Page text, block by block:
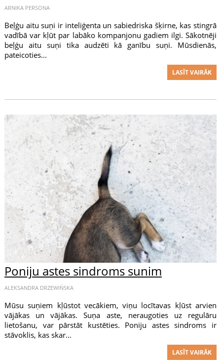
ARNIKA PERSONA
Beļģu aitu suņi ir inteliģenta un sabiedriska šķirne, kas stingrā
vadībā var kļūt par labāko kompanjonu gadiem ilgi. Sākotnēji
beļģu aitu suņi tika audzēti kā ganību suņi. Mūsdienās,
pateicoties...
LASĪT VAIRĀK
Poniju astes sindroms sunim
ALEKSANDRA DRZEWIŃSKA
Mūsu suņiem kļūstot vecākiem, viņu locītavas kļūst arvien
vājākas un vājākas. Suņa aste, neraugoties uz regulāru
lietošanu, var pārstāt kustēties. Poniju astes sindroms ir
stāvoklis, kas skar...
LASĪT VAIRĀK